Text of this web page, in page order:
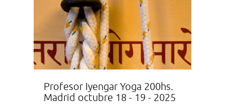
Profesor Iyengar Yoga 200hs.
Madrid octubre 18 - 19 - 2025